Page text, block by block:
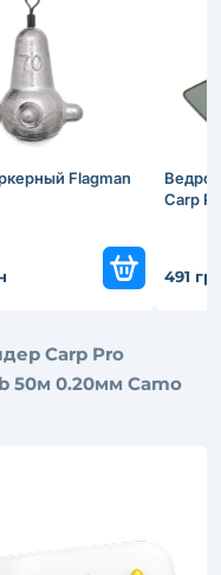
Flagman
Вeдро
Carp
491
Carp Pro
50м 0.20мм Camo